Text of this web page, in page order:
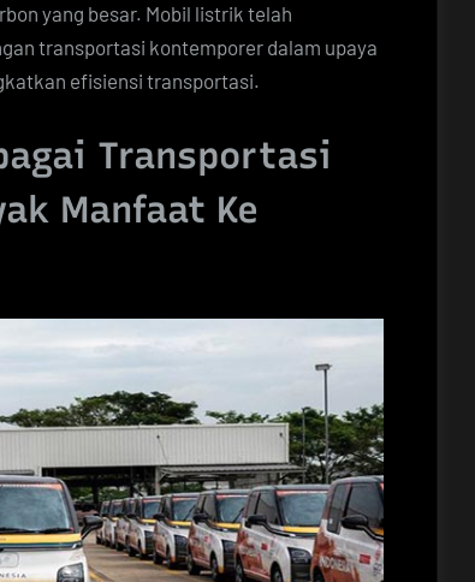
yang besar. Mobil listrik telah
transportasi kontemporer dalam upaya
efisiensi transportasi.
Transportasi
Manfaat Ke